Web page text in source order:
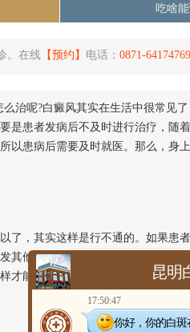
吃啥
。在线 【预约】 电话： 0871-64174769
么治呢?白癜风其实在生活中很常见
是患者发病后不及时进行治疗，随
以患病后需要及时就医。那么，身
，其实这样是行不通的。如果患
其他疾病，这对患者健康来说是很
才能争取在短时间内祛白。
昆明
17:50:47
你好，你的白斑